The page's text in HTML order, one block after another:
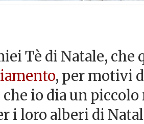
Tè di Natale,
, per motivi
io dia un
i loro alberi di